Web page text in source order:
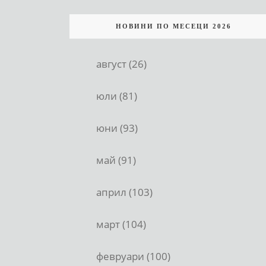
НОВИНИ ПО МЕСЕЦИ 2026
август (26)
юли (81)
юни (93)
май (91)
април (103)
март (104)
февруари (100)